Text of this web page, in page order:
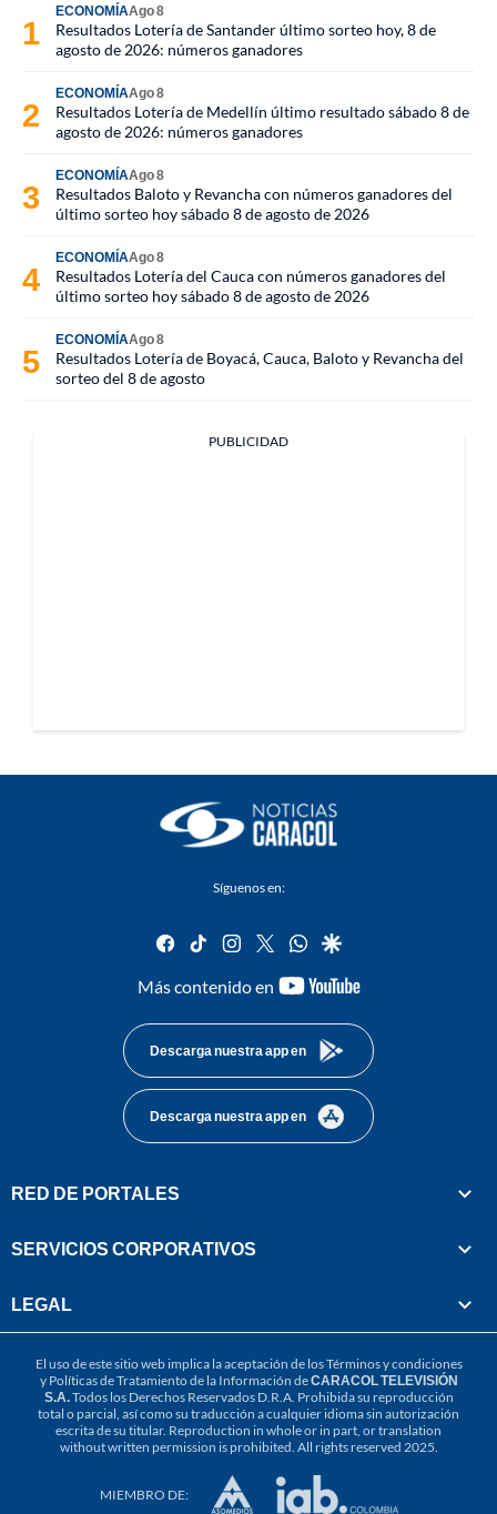
ECONOMÍAAgo 8
Resultados Lotería de Santander último sorteo hoy, 8 de
agosto de 2026: números ganadores
ECONOMÍAAgo 8
Resultados Lotería de Medellín último resultado sábado 8 de
agosto de 2026: números ganadores
ECONOMÍAAgo 8
Resultados Baloto y Revancha con números ganadores del
último sorteo hoy sábado 8 de agosto de 2026
ECONOMÍAAgo 8
Resultados Lotería del Cauca con números ganadores del
último sorteo hoy sábado 8 de agosto de 2026
ECONOMÍAAgo 8
Resultados Lotería de Boyacá, Cauca, Baloto y Revancha del
sorteo del 8 de agosto
PUBLICIDAD
Síguenos en:
facebook
tiktok instagram
twitterwhatsapp
google
Más contenido en
youtube-
Descarga nuestra app en
Descarga nuestra app en
RED DE PORTALES
SERVICIOS CORPORATIVOS
LEGAL
El uso de este sitio web implica la aceptación de losTérminos y condiciones
y Políticas de Tratamiento de la Información deCARACOL TELEVISIÓN
S.A.Todos los Derechos Reservados D.R.A. Prohibida su reproducción
total o parcial, así como su traducción a cualquier idioma sin autorización
escrita de su titular. Reproduction in whole or in part, or translation
without written permission is prohibited. All rights reserved 2025.
MIEMBRO DE: